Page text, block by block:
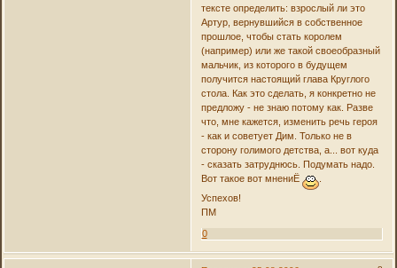
тексте определить: взрослый ли это
Артур, вернувшийся в собственное
прошлое, чтобы стать королем
(например) или же такой своеобразный
мальчик, из которого в будущем
получится настоящий глава Круглого
стола. Как это сделать, я конкретно не
предложу - не знаю потому как. Разве
что, мне кажется, изменить речь героя
- как и советует Дим. Только не в
сторону голимого детства, а... вот куда
- сказать затруднюсь. Подумать надо.
Вот такое вот мнениЁ
Успехов!
ПМ
0